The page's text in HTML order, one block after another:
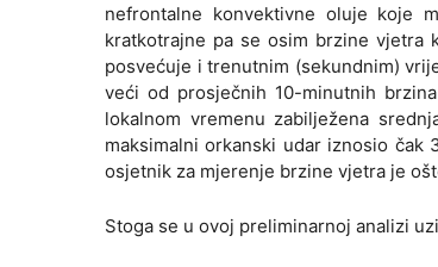
nefrontalne konvektivne oluje koje
kratkotrajne pa se osim brzine vjetra
posvećuje i trenutnim (sekundnim)
veći od prosječnih 10-minutnih
lokalnom vremenu zabilježena
maksimalni orkanski udar iznosio čak
osjetnik za mjerenje brzine vjetra je
Stoga se u ovoj preliminarnoj analizi